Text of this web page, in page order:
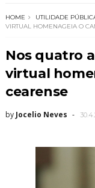
HOME UTILIDADE
VIRTUAL HOMENAGEIA O
Nos quatro
virtual
cearense
by Jocelio Neves